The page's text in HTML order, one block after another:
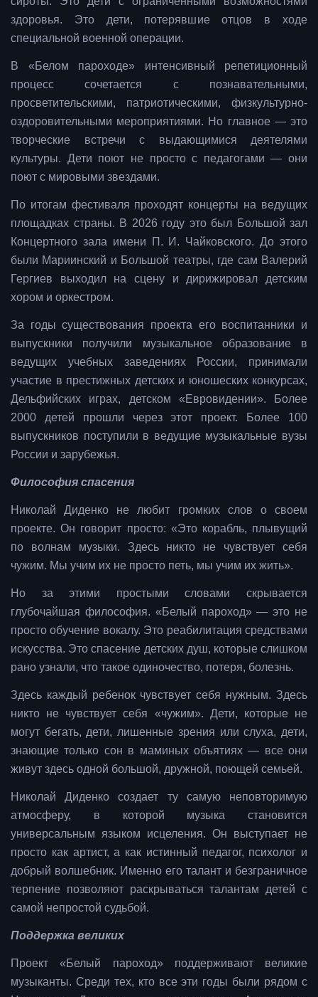
здоровья. Это дети, потерявшие отцов в ходе
специальной военной операции.
В «Белом пароходе» интенсивный репетиционный
процесс сочетается с познавательными,
просветительскими, патриотическими, физкультурно-
оздоровительными мероприятиями. Но главное — это
творческие встречи с выдающимися деятелями
культуры. Дети поют не просто с педагогами — они
поют с мировыми звездами.
По итогам фестиваля проходят концерты на ведущих
площадках страны. В 2026 году это был Большой зал
Концертного зала имени П. И. Чайковского. До этого
были Мариинский и Большой театры, где сам Валерий
Гергиев выходил на сцену и дирижировал детским
хором и оркестром.
За годы существования проекта его воспитанники и
выпускники получили музыкальное образование в
ведущих учебных заведениях России, принимали
участие в престижных детских и юношеских конкурсах,
Дельфийских играх, детском «Евровидении». Более
2000 детей прошли через этот проект. Более 100
выпускников поступили в ведущие музыкальные вузы
России и зарубежья.
Философия спасения
Николай Диденко не любит громких слов о своем
проекте. Он говорит просто: «Это корабль, плывущий
по волнам музыки. Здесь никто не чувствует себя
чужим. Мы учим их не просто петь, мы учим их жить».
Но за этими простыми словами скрывается
глубочайшая философия. «Белый пароход» — это не
просто обучение вокалу. Это реабилитация средствами
искусства. Это спасение детских душ, которые слишком
рано узнали, что такое одиночество, потеря, болезнь.
Здесь каждый ребенок чувствует себя нужным. Здесь
никто не чувствует себя «чужим». Дети, которые не
могут бегать, дети, лишенные зрения или слуха, дети,
знающие только сон в маминых объятиях — все они
живут здесь одной большой, дружной, поющей семьей.
Николай Диденко создает ту самую неповторимую
атмосферу, в которой музыка становится
универсальным языком исцеления. Он выступает не
просто как артист, а как истинный педагог, психолог и
добрый волшебник. Именно его талант и безграничное
терпение позволяют раскрываться талантам детей с
самой непростой судьбой.
Поддержка великих
Проект «Белый пароход» поддерживают великие
музыканты. Среди тех, кто все эти годы были рядом с